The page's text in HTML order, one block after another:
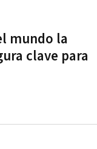
mundo la
clave para